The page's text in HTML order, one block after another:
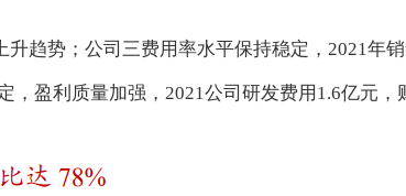
升趋势；公司三费用率水平保持稳定，2021年
盈利质量加强，2021公司研发费用1.6亿元，